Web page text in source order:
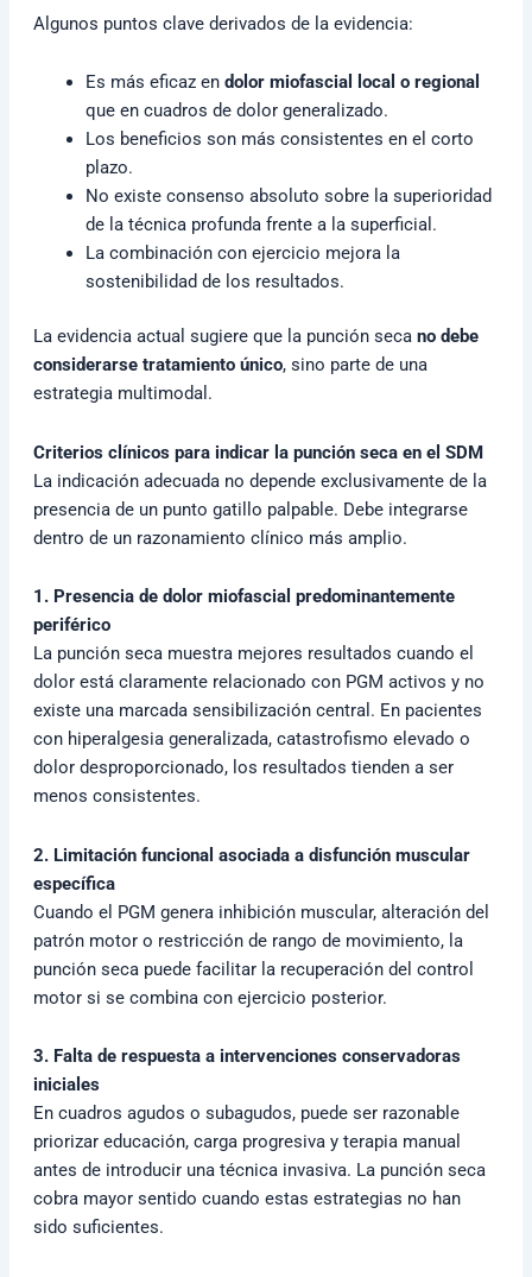
Algunos puntos clave derivados de la evidencia:
Es más eficaz en dolor miofascial local o regional
que en cuadros de dolor generalizado.
Los beneficios son más consistentes en el corto
plazo.
No existe consenso absoluto sobre la superioridad
de la técnica profunda frente a la superficial.
La combinación con ejercicio mejora la
sostenibilidad de los resultados.
La evidencia actual sugiere que la punción seca no debe
considerarse tratamiento único, sino parte de una
estrategia multimodal.
Criterios clínicos para indicar la punción seca en el SDM
La indicación adecuada no depende exclusivamente de la
presencia de un punto gatillo palpable. Debe integrarse
dentro de un razonamiento clínico más amplio.
1. Presencia de dolor miofascial predominantemente
periférico
La punción seca muestra mejores resultados cuando el
dolor está claramente relacionado con PGM activos y no
existe una marcada sensibilización central. En pacientes
con hiperalgesia generalizada, catastrofismo elevado o
dolor desproporcionado, los resultados tienden a ser
menos consistentes.
2. Limitación funcional asociada a disfunción muscular
específica
Cuando el PGM genera inhibición muscular, alteración del
patrón motor o restricción de rango de movimiento, la
punción seca puede facilitar la recuperación del control
motor si se combina con ejercicio posterior.
3. Falta de respuesta a intervenciones conservadoras
iniciales
En cuadros agudos o subagudos, puede ser razonable
priorizar educación, carga progresiva y terapia manual
antes de introducir una técnica invasiva. La punción seca
cobra mayor sentido cuando estas estrategias no han
sido suficientes.